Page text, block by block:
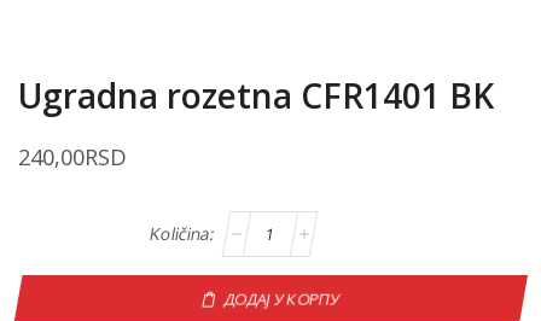
Ugradna rozetna CFR1401 BK
240,00RSD
ДОДАЈ У КОРПУ